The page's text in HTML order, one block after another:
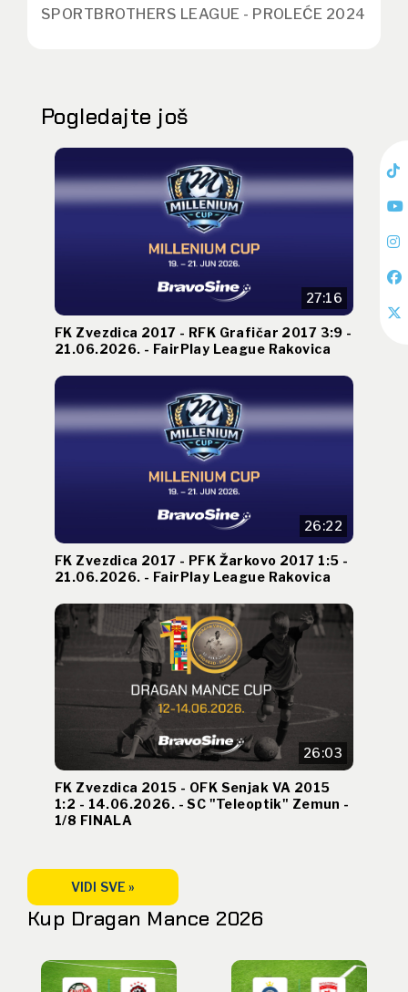
SPORTBROTHERS LEAGUE - PROLEĆE 2024
Pogledajte još
27:16
FK Zvezdica 2017 - RFK Grafičar 2017 3:9 -
21.06.2026. - FairPlay League Rakovica
26:22
FK Zvezdica 2017 - PFK Žarkovo 2017 1:5 -
21.06.2026. - FairPlay League Rakovica
26:03
FK Zvezdica 2015 - OFK Senjak VA 2015
1:2 - 14.06.2026. - SC "Teleoptik" Zemun -
1/8 FINALA
VIDI SVE »
Kup Dragan Mance 2026